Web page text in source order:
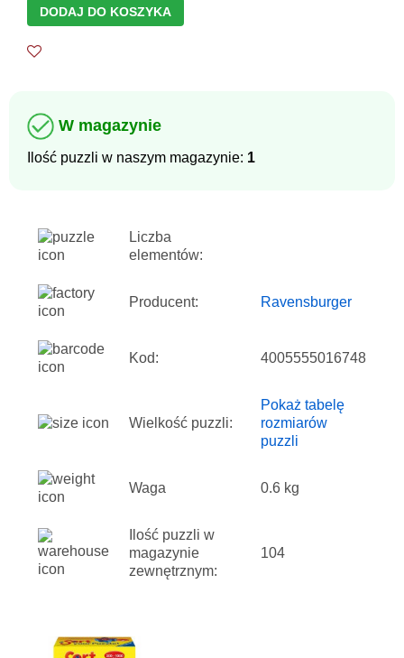
DODAJ DO KOSZYKA
W magazynie
Ilość puzzli w naszym magazynie: 1
Liczba
elementów:
Producent: Ravensburger
Kod: 4005555016748
Wielkość puzzli:
Pokaż tabelę
rozmiarów
puzzli
Waga 0.6 kg
Ilość puzzli w
magazynie
zewnętrznym:
104